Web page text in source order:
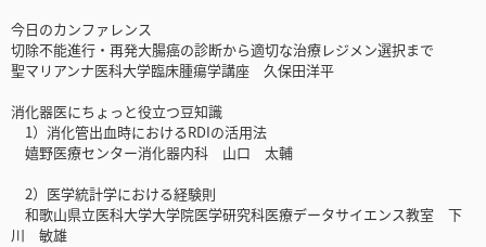
今日のカンファレンス
切除不能進行・再発大腸癌の診断から適切な治療レジメン選択まで
聖マリアンナ医科大学臨床腫瘍学講座 久保田洋平
消化器医にちょっと役立つ豆知識
1）消化管出血時におけるRDIの活用法
嬉野医療センター消化器内科 山口 太輔
2）医学統計学における経験則
和歌山県立医科大学大学院医学研究科医療データサイエンス教室 下
川 敏雄